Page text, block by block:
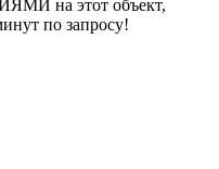
на этот объект,
по запросу!